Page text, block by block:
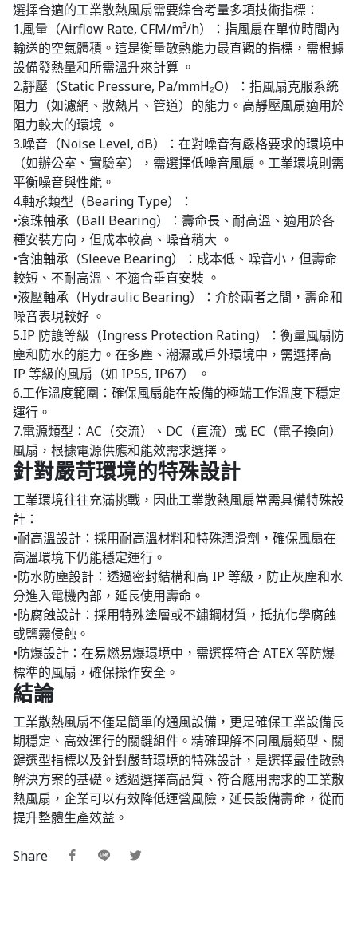
選擇合適的工業散熱風扇需要綜合考量多項技術指標：
1.風量（Airflow Rate, CFM/m³/h）：指風扇在單位時間內
輸送的空氣體積。這是衡量散熱能力最直觀的指標，需根據
設備發熱量和所需溫升來計算 。
2.靜壓（Static Pressure, Pa/mmH₂O）：指風扇克服系統
阻力（如濾網、散熱片、管道）的能力。高靜壓風扇適用於
阻力較大的環境 。
3.噪音（Noise Level, dB）：在對噪音有嚴格要求的環境中
（如辦公室、實驗室），需選擇低噪音風扇。工業環境則需
平衡噪音與性能。
4.軸承類型（Bearing Type）：
•滾珠軸承（Ball Bearing）：壽命長、耐高溫、適用於各
種安裝方向，但成本較高、噪音稍大 。
•含油軸承（Sleeve Bearing）：成本低、噪音小，但壽命
較短、不耐高溫、不適合垂直安裝 。
•液壓軸承（Hydraulic Bearing）：介於兩者之間，壽命和
噪音表現較好 。
5.IP 防護等級（Ingress Protection Rating）：衡量風扇防
塵和防水的能力。在多塵、潮濕或戶外環境中，需選擇高
IP 等級的風扇（如 IP55, IP67） 。
6.工作溫度範圍：確保風扇能在設備的極端工作溫度下穩定
運行。
7.電源類型：AC（交流）、DC（直流）或 EC（電子換向）
風扇，根據電源供應和能效需求選擇。
針對嚴苛環境的特殊設計
工業環境往往充滿挑戰，因此工業散熱風扇常需具備特殊設
計：
•耐高溫設計：採用耐高溫材料和特殊潤滑劑，確保風扇在
高溫環境下仍能穩定運行。
•防水防塵設計：透過密封結構和高 IP 等級，防止灰塵和水
分進入電機內部，延長使用壽命。
•防腐蝕設計：採用特殊塗層或不鏽鋼材質，抵抗化學腐蝕
或鹽霧侵蝕。
•防爆設計：在易燃易爆環境中，需選擇符合 ATEX 等防爆
標準的風扇，確保操作安全。
結論
工業散熱風扇不僅是簡單的通風設備，更是確保工業設備長
期穩定、高效運行的關鍵組件。精確理解不同風扇類型、關
鍵選型指標以及針對嚴苛環境的特殊設計，是選擇最佳散熱
解決方案的基礎。透過選擇高品質、符合應用需求的工業散
熱風扇，企業可以有效降低運營風險，延長設備壽命，從而
提升整體生產效益。
Share